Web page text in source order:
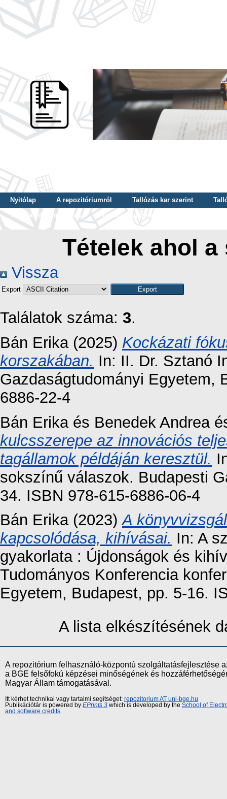
Nyitólap A repozitóriumról Tallózás kar szerint
Tallózás dátum szerint
Tallózás tudományterület szerint
Tételek ahol a
Vissza
Export
Találatok száma: 3.
Bán Erika(2025) Kockázati
korszakában. In: II. Dr. Sztanó
Gazdaságtudományi Egyetem,
6886-22-4
Bán Erikaés Benedek Andrea
kulcsszerepe az innovációs
tagállamok példáján keresztül.
sokszínű válaszok. Budapesti
34. ISBN 978-615-6886-06-4
Bán Erika(2023)A
kapcsolódása, kihívásai. In: A
gyakorlata : Újdonságok és
Tudományos Konferencia
Egyetem, Budapest, pp. 5-16.
A lista elkészítésének
A repozitórium felhasználó-központú szolgáltatásfejlesztése
a BGE felsőfokú képzései minőségének és
Magyar Állam támogatásával.
Itt kérhet technikai vagy tartalmi segítséget: repozitorium AT uni-bge.hu
Publikációtár is powered by EPrints 3 which is developed by the School of
and software credits